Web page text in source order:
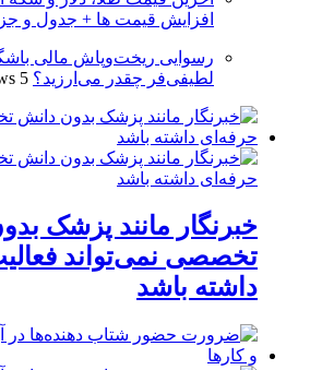
افزایش قیمت ها + جدول و
رسوایی ریخت‌وپاش مالی
لطیفی‌فر چقدر می‌ارزید؟ 5 views
خبرنگار مانند پزشک
تخصصی نمی‌تواند
داشته باشد